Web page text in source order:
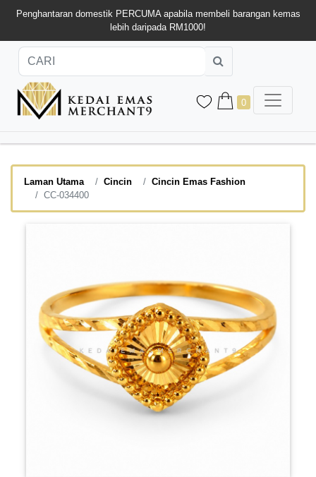
Penghantaran domestik PERCUMA apabila membeli barangan kemas
lebih daripada RM1000!
0
Laman Utama Cincin
Cincin Emas Fashion
CC-034400